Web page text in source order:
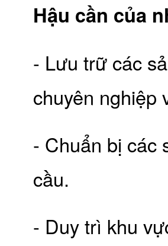
Hậu cần của
- Lưu trữ các
chuyên nghiệp
- Chuẩn bị các
cầu.
- Duy trì khu